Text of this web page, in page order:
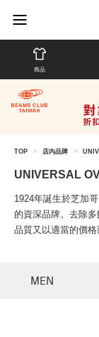
商品
TOP > 店內品牌 >
UNIVERSAL
1924年誕生於芝加
的資深品牌。去除
品質又以適當的價格
MEN